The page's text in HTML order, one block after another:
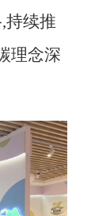
持续推
理念深